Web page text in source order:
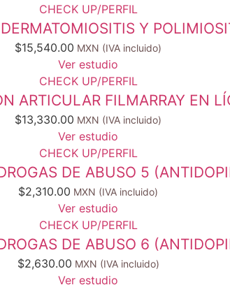
CHECK UP/PERFIL
Y
$15,540.00
Ver estudio
CHECK UP/PERFIL
ARTICULAR FILMARRAY EN
$13,330.00
Ver estudio
CHECK UP/PERFIL
DE ABUSO 5
$2,310.00
Ver estudio
CHECK UP/PERFIL
DE ABUSO 6
$2,630.00
Ver estudio